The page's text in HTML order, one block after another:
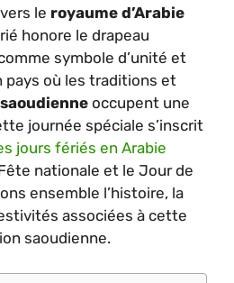
le royaume d’Arabie
honore le drapeau
symbole d’unité et
pays où les traditions et
occupent une
journée spéciale s’inscrit
jours fériés en Arabie
nationale et le Jour de
ensemble l’histoire, la
associées à cette
saoudienne.